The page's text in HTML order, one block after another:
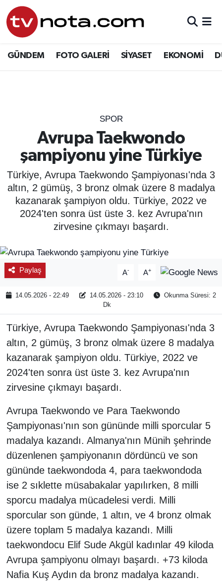
GÜNDEM FOTO GALERİ SİYASET EKONOMİ
SPOR
Avrupa Taekwondo
şampiyonu yine Türkiye
Türkiye, Avrupa Taekwondo Şampiyonası'nda 3
altın, 2 gümüş, 3 bronz olmak üzere 8 madalya
kazanarak şampiyon oldu. Türkiye, 2022 ve
2024'ten sonra üst üste 3. kez Avrupa'nın
zirvesine çıkmayı başardı.
Paylaş A- A+
14.05.2026 - 22:49 14.05.2026 - 23:10
Okunma Süresi: 2
Dk
Türkiye, Avrupa Taekwondo Şampiyonası'nda 3
altın, 2 gümüş, 3 bronz olmak üzere 8 madalya
kazanarak şampiyon oldu. Türkiye, 2022 ve
2024'ten sonra üst üste 3. kez Avrupa'nın
zirvesine çıkmayı başardı.
Avrupa Taekwondo ve Para Taekwondo
Şampiyonası'nın son gününde milli sporcular 5
madalya kazandı. Almanya'nın Münih şehrinde
düzenlenen şampiyonanın dördüncü ve son
gününde taekwondoda 4, para taekwondoda
ise 2 sıklette müsabakalar yapılırken, 8 milli
sporcu madalya mücadelesi verdi. Milli
sporcular son günde, 1 altın, ve 4 bronz olmak
üzere toplam 5 madalya kazandı. Milli
taekwondocu Elif Sude Akgül kadınlar 49 kiloda
Avrupa şampiyonu olmayı başardı. +73 kiloda
Nafia Kuş Aydın da bronz madalya kazandı.
GÜNDEM
YURT
EĞİTİM
ÖZEL HABER
SAĞLIK
ÇEVRE
YAŞAM
BİLİM - TEKNOLOJİ
KADIN
KÜLTÜR SANAT
MAGAZİN
Hava Durumu
Son Dakika Haberleri
Haber Arşivi